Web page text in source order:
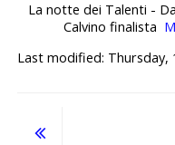
La notte dei Talenti -
Calvino finalista
Last modified: Thursday,